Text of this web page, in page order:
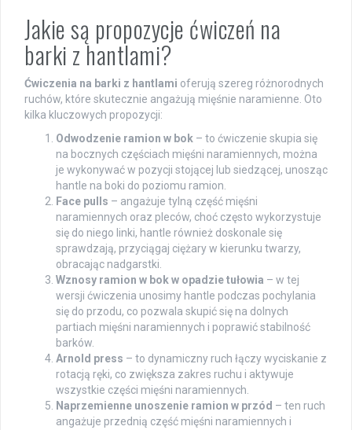
Jakie są propozycje ćwiczeń na
barki z hantlami?
Ćwiczenia na barki z hantlami oferują szereg różnorodnych
ruchów, które skutecznie angażują mięśnie naramienne. Oto
kilka kluczowych propozycji:
Odwodzenie ramion w bok – to ćwiczenie skupia się
na bocznych częściach mięśni naramiennych, można
je wykonywać w pozycji stojącej lub siedzącej, unosząc
hantle na boki do poziomu ramion.
Face pulls – angażuje tylną część mięśni
naramiennych oraz pleców, choć często wykorzystuje
się do niego linki, hantle również doskonale się
sprawdzają, przyciągaj ciężary w kierunku twarzy,
obracając nadgarstki.
Wznosy ramion w bok w opadzie tułowia – w tej
wersji ćwiczenia unosimy hantle podczas pochylania
się do przodu, co pozwala skupić się na dolnych
partiach mięśni naramiennych i poprawić stabilność
barków.
Arnold press – to dynamiczny ruch łączy wyciskanie z
rotacją ręki, co zwiększa zakres ruchu i aktywuje
wszystkie części mięśni naramiennych.
Naprzemienne unoszenie ramion w przód – ten ruch
angażuje przednią część mięśni naramiennych i